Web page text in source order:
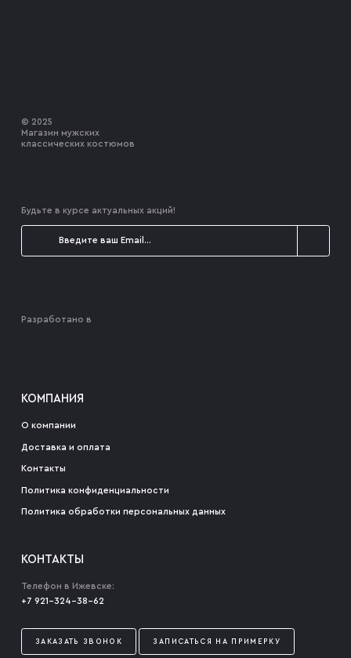
© 2025
Магазин мужских
классических костюмов
Будьте в курсе актуальных акций!
Разработано в
КОМПАНИЯ
О компании
Доставка и оплата
Контакты
Политика конфиденциальности
Политика обработки персональных данных
КОНТАКТЫ
Телефон в Ижевске:
+7 921-324-38-62
ЗАКАЗАТЬ ЗВОНОК ЗАПИСАТЬСЯ НА ПРИМЕРКУ